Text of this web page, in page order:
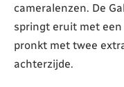
cameralenzen. De
springt eruit met
pronkt met twee
achterzijde.